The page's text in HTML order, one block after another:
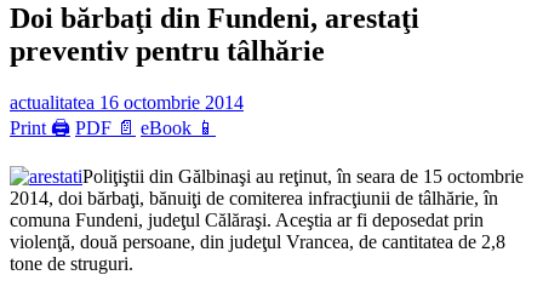
Doi bărbaţi din Fundeni, arestaţi
preventiv pentru tâlhărie
actualitatea 16 octombrie 2014
Print 🖨 PDF 📄 eBook 📱
Poliţiştii din Gălbinaşi au reţinut, în seara de 15 octombrie
2014, doi bărbaţi, bănuiţi de comiterea infracţiunii de tâlhărie, în
comuna Fundeni, judeţul Călăraşi. Aceştia ar fi deposedat prin
violenţă, două persoane, din judeţul Vrancea, de cantitatea de 2,8
tone de struguri.